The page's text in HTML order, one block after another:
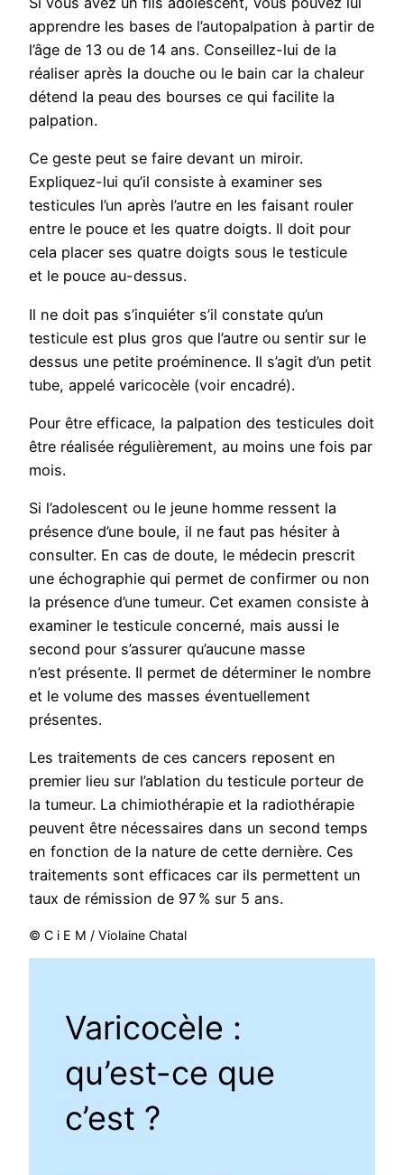
apprendre les bases de l’autopalpation à partir de
l’âge de 13 ou de 14 ans. Conseillez-lui de la
réaliser après la douche ou le bain car la chaleur
détend la peau des bourses ce qui facilite la
palpation.
Ce geste peut se faire devant un miroir.
Expliquez-lui qu’il consiste à examiner ses
testicules l’un après l’autre en les faisant rouler
entre le pouce et les quatre doigts. Il doit pour
cela placer ses quatre doigts sous le testicule
et le pouce au-dessus.
Il ne doit pas s’inquiéter s’il constate qu’un
testicule est plus gros que l’autre ou sentir sur le
dessus une petite proéminence. Il s’agit d’un petit
tube, appelé varicocèle (voir encadré).
Pour être efficace, la palpation des testicules doit
être réalisée régulièrement, au moins une fois par
mois.
Si l’adolescent ou le jeune homme ressent la
présence d’une boule, il ne faut pas hésiter à
consulter. En cas de doute, le médecin prescrit
une échographie qui permet de confirmer ou non
la présence d’une tumeur. Cet examen consiste à
examiner le testicule concerné, mais aussi le
second pour s’assurer qu’aucune masse
n’est présente. Il permet de déterminer le nombre
et le volume des masses éventuellement
présentes.
Les traitements de ces cancers reposent en
premier lieu sur l’ablation du testicule porteur de
la tumeur. La chimiothérapie et la radiothérapie
peuvent être nécessaires dans un second temps
en fonction de la nature de cette dernière. Ces
traitements sont efficaces car ils permettent un
taux de rémission de 97 % sur 5 ans.
© C i E M / Violaine Chatal
Varicocèle :
qu’est-ce que
c’est ?